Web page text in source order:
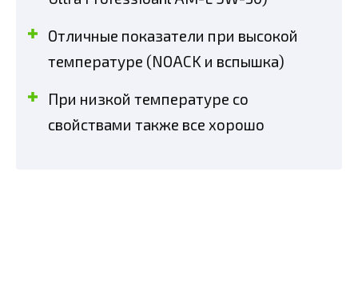
Отличные показатели при высокой
температуре (NOACK и вспышка)
При низкой температуре со
свойствами также все хорошо